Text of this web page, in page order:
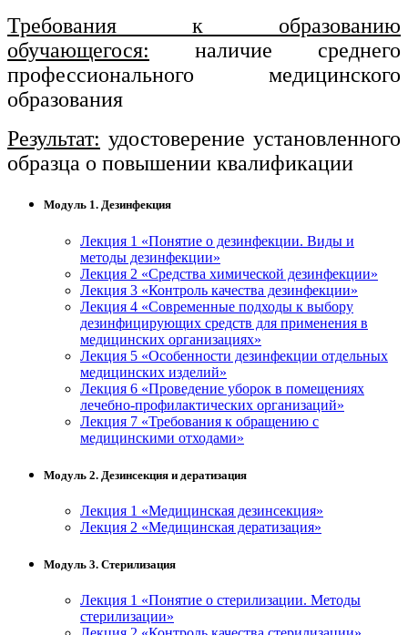
аккредитации
Основные Услуги
Требования к образованию
обучающегося: наличие среднего
профессионального медицинского
образования
Результат: удостоверение установленного
образца о повышении квалификации
Модуль 1. Дезинфекция
Лекция 1 «Понятие о дезинфекции. Виды и
методы дезинфекции»
Лекция 2 «Средства химической дезинфекции»
Лекция 3 «Контроль качества дезинфекции»
Лекция 4 «Современные подходы к выбору
дезинфицирующих средств для применения в
медицинских организациях»
Лекция 5 «Особенности дезинфекции отдельных
медицинских изделий»
Лекция 6 «Проведение уборок в помещениях
лечебно-профилактических организаций»
Лекция 7 «Требования к обращению с
медицинскими отходами»
Модуль 2. Дезинсекция и дератизация
Лекция 1 «Медицинская дезинсекция»
Лекция 2 «Медицинская дератизация»
Модуль 3. Стерилизация
Лекция 1 «Понятие о стерилизации. Методы
стерилизации»